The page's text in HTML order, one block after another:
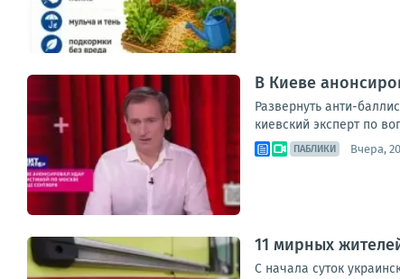
В Киеве
Развернуть анти-
киевский эксперт по
ПАБЛИКИ Вчера,
11 мирных
С начала суток